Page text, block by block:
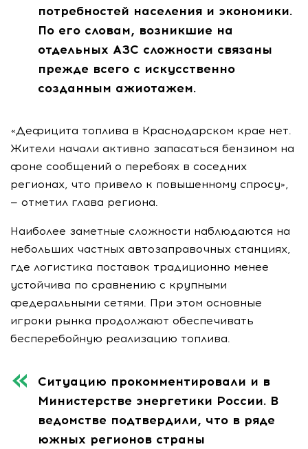
потребностей населения и экономики.
По его словам, возникшие на
отдельных АЗС сложности связаны
прежде всего с искусственно
созданным ажиотажем.
«Дефицита топлива в Краснодарском крае нет.
Жители начали активно запасаться бензином на
фоне сообщений о перебоях в соседних
регионах, что привело к повышенному спросу»,
— отметил глава региона.
Наиболее заметные сложности наблюдаются на
небольших частных автозаправочных станциях,
где логистика поставок традиционно менее
устойчива по сравнению с крупными
федеральными сетями. При этом основные
игроки рынка продолжают обеспечивать
бесперебойную реализацию топлива.
Ситуацию прокомментировали и в
Министерстве энергетики России. В
ведомстве подтвердили, что в ряде
южных регионов страны